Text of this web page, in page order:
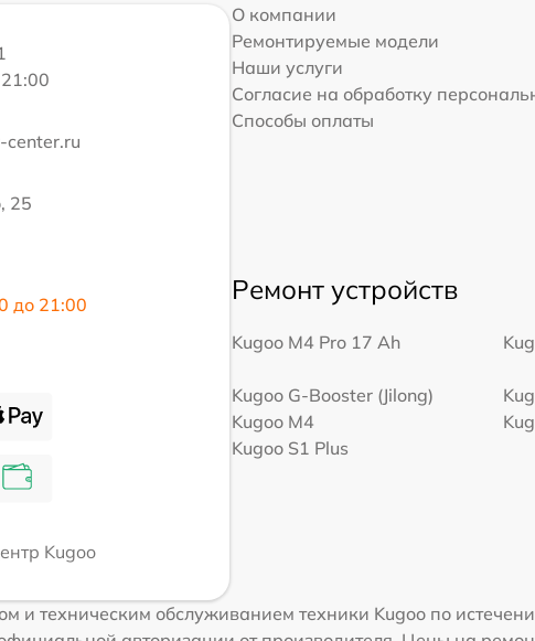
center.ru
25
до 21:00
Kugoo
О компании
Ремонтируемые модели
Наши услуги
Согласие на обработку
Способы оплаты
Ремонт устройств
Kugoo M4 Pro 17 Ah
Kugoo G-Booster (Jilong)
Kugoo M4
Kugoo S1 Plus
и техническим обслуживанием техники Kugoo по